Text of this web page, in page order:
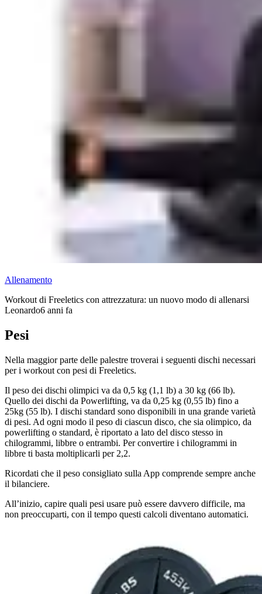
Allenamento
Workout di Freeletics con attrezzatura: un nuovo modo di allenarsi
Leonardo6 anni fa
Pesi
Nella maggior parte delle palestre troverai i seguenti dischi necessari
per i workout con pesi di Freeletics.
Il peso dei dischi olimpici va da 0,5 kg (1,1 lb) a 30 kg (66 lb).
Quello dei dischi da Powerlifting, va da 0,25 kg (0,55 lb) fino a
25kg (55 lb). I dischi standard sono disponibili in una grande varietà
di pesi. Ad ogni modo il peso di ciascun disco, che sia olimpico, da
powerlifting o standard, è riportato a lato del disco stesso in
chilogrammi, libbre o entrambi. Per convertire i chilogrammi in
libbre ti basta moltiplicarli per 2,2.
Ricordati che il peso consigliato sulla App comprende sempre anche
il bilanciere.
All’inizio, capire quali pesi usare può essere davvero difficile, ma
non preoccuparti, con il tempo questi calcoli diventano automatici.